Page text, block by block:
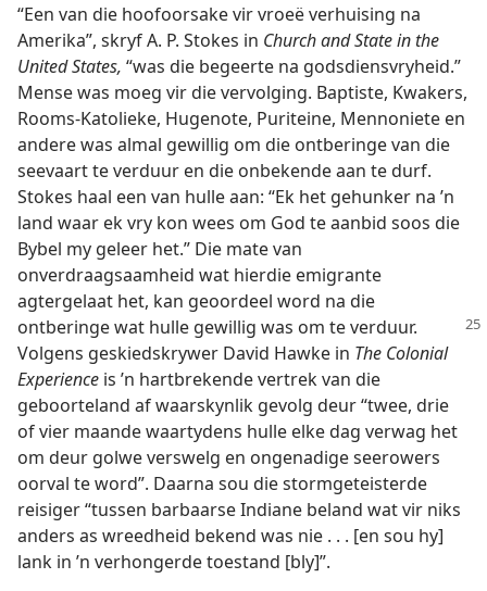
“Een van die hoofoorsake vir vroeë verhuising na
Amerika”, skryf A. P. Stokes in Church and State in the
United States, “was die begeerte na godsdiensvryheid.”
Mense was moeg vir die vervolging. Baptiste, Kwakers,
Rooms-Katolieke, Hugenote, Puriteine, Mennoniete en
andere was almal gewillig om die ontberinge van die
seevaart te verduur en die onbekende aan te durf.
Stokes haal een van hulle aan: “Ek het gehunker na ’n
land waar ek vry kon wees om God te aanbid soos die
Bybel my geleer het.” Die mate van
onverdraagsaamheid wat hierdie emigrante
agtergelaat het, kan geoordeel word na die
ontberinge wat hulle gewillig was om te verduur.
Volgens geskiedskrywer David Hawke in The Colonial
Experience is ’n hartbrekende vertrek van die
geboorteland af waarskynlik gevolg deur “twee, drie
of vier maande waartydens hulle elke dag verwag het
om deur golwe verswelg en ongenadige seerowers
oorval te word”. Daarna sou die stormgeteisterde
reisiger “tussen barbaarse Indiane beland wat vir niks
anders as wreedheid bekend was nie . . . [en sou hy]
lank in ’n verhongerde toestand [bly]”.